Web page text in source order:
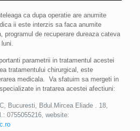
ca dupa operatie are anumite
ii este interzis sa faca anumite
programul de recuperare dureaza cateva
luni.
parametrii in tratamentul acestei
tratamentului chirurgical, este
medicala. Va sfatuim sa mergeti in
in tratarea acestei afectiuni:
Bucuresti, Bdul.Mircea Eliade . 18,
0755055216, website: